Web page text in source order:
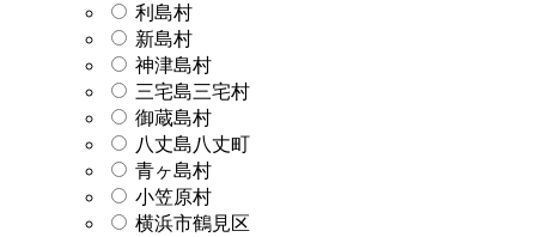
利島村
新島村
神津島村
三宅島三宅村
御蔵島村
八丈島八丈町
青ヶ島村
小笠原村
横浜市鶴見区